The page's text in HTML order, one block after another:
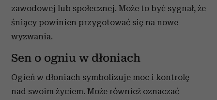
zawodowej lub społecznej. Może to być sygnał, że
śniący powinien przygotować się na nowe
wyzwania.
Sen o ogniu w dłoniach
Ogień w dłoniach symbolizuje moc i kontrolę
nad swoim życiem. Może również oznaczać